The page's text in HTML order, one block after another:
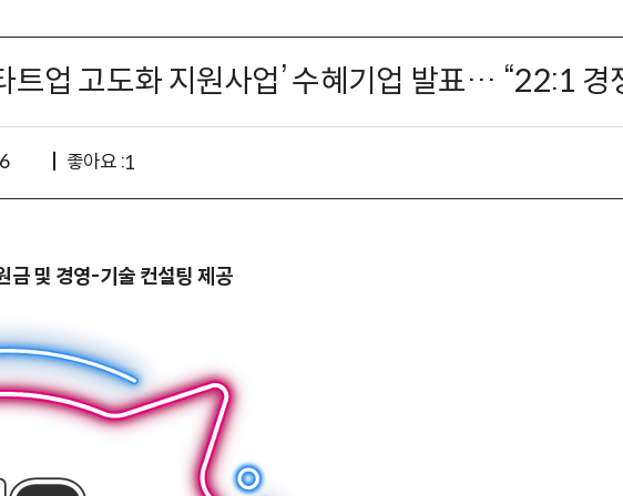
트업 고도화 지원사업’ 수혜기업 발표… “22:1 경
좋아요 :1
금 및 경영-기술 컨설팅 제공